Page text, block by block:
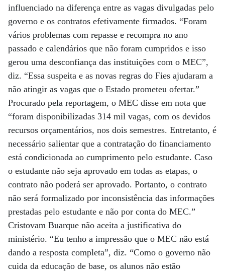
influenciado na diferença entre as vagas divulgadas pelo
governo e os contratos efetivamente firmados. “Foram
vários problemas com repasse e recompra no ano
passado e calendários que não foram cumpridos e isso
gerou uma desconfiança das instituições com o MEC”,
diz. “Essa suspeita e as novas regras do Fies ajudaram a
não atingir as vagas que o Estado prometeu ofertar.”
Procurado pela reportagem, o MEC disse em nota que
“foram disponibilizadas 314 mil vagas, com os devidos
recursos orçamentários, nos dois semestres. Entretanto, é
necessário salientar que a contratação do financiamento
está condicionada ao cumprimento pelo estudante. Caso
o estudante não seja aprovado em todas as etapas, o
contrato não poderá ser aprovado. Portanto, o contrato
não será formalizado por inconsistência das informações
prestadas pelo estudante e não por conta do MEC.”
Cristovam Buarque não aceita a justificativa do
ministério. “Eu tenho a impressão que o MEC não está
dando a resposta completa”, diz. “Como o governo não
cuida da educação de base, os alunos não estão